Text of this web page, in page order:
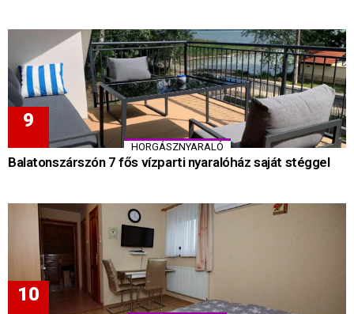
HORGÁSZNYARALÓ
Balatonszárszón 7 fős vízparti nyaralóház saját stéggel